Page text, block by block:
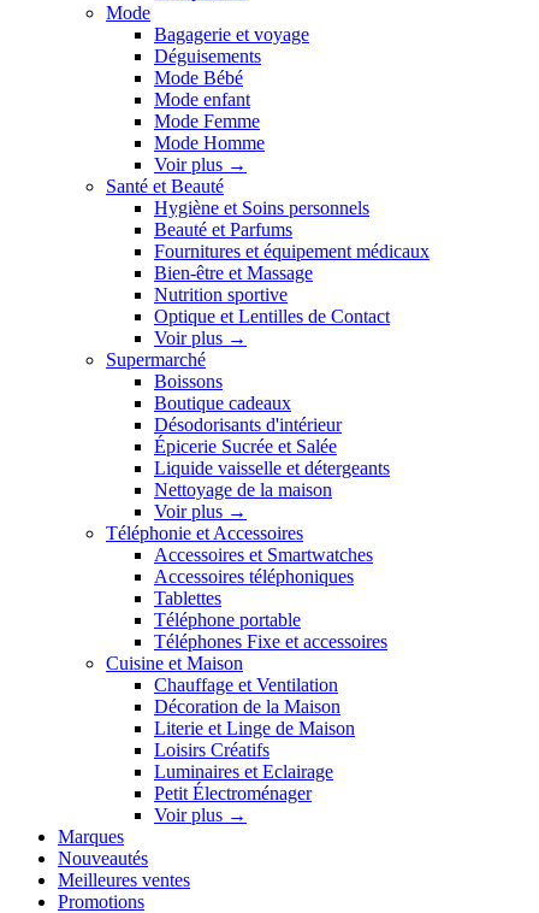
Mode
Bagagerie et voyage
Déguisements
Mode Bébé
Mode enfant
Mode Femme
Mode Homme
Voir plus →
Santé et Beauté
Hygiène et Soins personnels
Beauté et Parfums
Fournitures et équipement médicaux
Bien-être et Massage
Nutrition sportive
Optique et Lentilles de Contact
Voir plus →
Supermarché
Boissons
Boutique cadeaux
Désodorisants d'intérieur
Épicerie Sucrée et Salée
Liquide vaisselle et détergeants
Nettoyage de la maison
Voir plus →
Téléphonie et Accessoires
Accessoires et Smartwatches
Accessoires téléphoniques
Tablettes
Téléphone portable
Téléphones Fixe et accessoires
Cuisine et Maison
Chauffage et Ventilation
Décoration de la Maison
Literie et Linge de Maison
Loisirs Créatifs
Luminaires et Eclairage
Petit Électroménager
Voir plus →
Marques
Nouveautés
Meilleures ventes
Promotions